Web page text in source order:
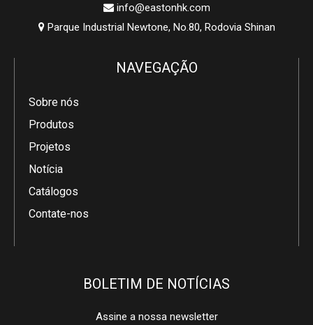
 info@eastonhk.com
Parque Industrial Newtone, No.80, Rodovia Shinan
NAVEGAÇÃO
Sobre nós
Produtos
Projetos
Notícia
Catálogos
Contate-nos
BOLETIM DE NOTÍCIAS
Assine a nossa newsletter